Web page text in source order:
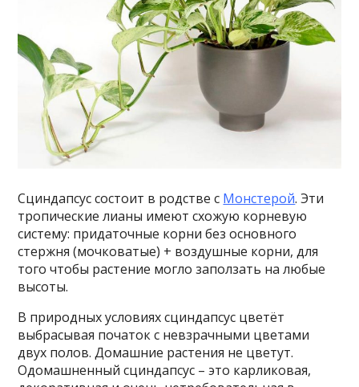
Сциндапсус состоит в родстве с Монстерой. Эти
тропические лианы имеют схожую корневую
систему: придаточные корни без основного
стержня (мочковатые) + воздушные корни, для
того чтобы растение могло заползать на любые
высоты.
В природных условиях сциндапсус цветёт
выбрасывая початок с невзрачными цветами
двух полов. Домашние растения не цветут.
Одомашненный сциндапсус – это карликовая,